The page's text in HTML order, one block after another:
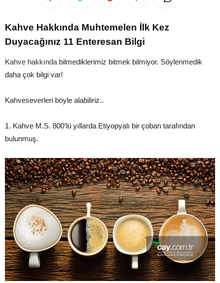
Kahve Hakkında Muhtemelen İlk Kez
Duyacağınız 11 Enteresan Bilgi
Kahve hakkında bilmediklerimiz bitmek bilmiyor. Söylenmedik
daha çok bilgi var!
Kahveseverleri böyle alabiliriz..
1. Kahve M.S. 800’lü yıllarda Etiyopyalı bir çoban tarafından
bulunmuş.